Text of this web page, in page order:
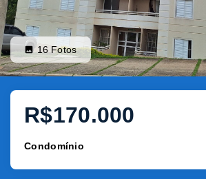
16 Fotos
R$170.000
Condomínio